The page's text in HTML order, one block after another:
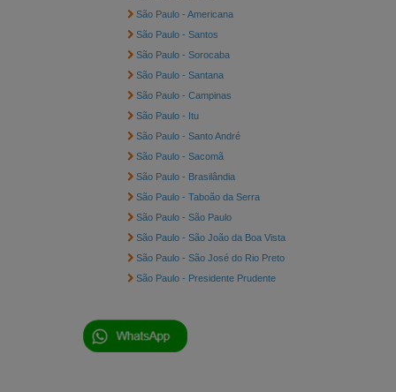
São Paulo - Americana
São Paulo - Santos
São Paulo - Sorocaba
São Paulo - Santana
São Paulo - Campinas
São Paulo - Itu
São Paulo - Santo André
São Paulo - Sacomã
São Paulo - Brasilândia
São Paulo - Taboão da Serra
São Paulo - São Paulo
São Paulo - São João da Boa Vista
São Paulo - São José do Rio Preto
São Paulo - Presidente Prudente